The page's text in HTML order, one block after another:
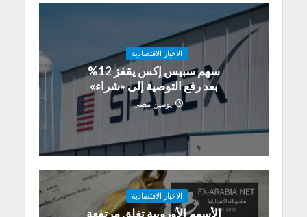
الاخبار الاقتصادية
سهم سبيس إكس يقفز 12%
بعد رفع التوصية إلى «شراء»
يومين مضى
الاخبار الاقتصادية
الأسهم الأوروبية تغلق مرتفعة